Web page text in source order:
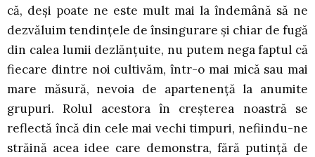
că, deşi poate ne este mult mai la îndemână să ne
dezvăluim tendinţele de însingurare şi chiar de fugă
din calea lumii dezlănţuite, nu putem nega faptul că
fiecare dintre noi cultivăm, într-o mai mică sau mai
mare măsură, nevoia de apartenenţă la anumite
grupuri. Rolul acestora în creşterea noastră se
reflectă încă din cele mai vechi timpuri, nefiindu-ne
străină acea idee care demonstra, fără putinţă de